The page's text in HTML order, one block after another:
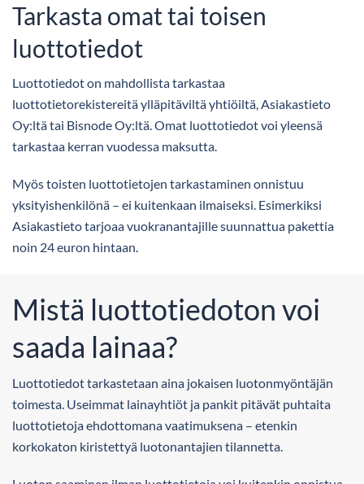
Tarkasta omat tai toisen
luottotiedot
Luottotiedot on mahdollista tarkastaa
luottotietorekistereitä ylläpitäviltä yhtiöiltä, Asiakastieto
Oy:ltä tai Bisnode Oy:ltä. Omat luottotiedot voi yleensä
tarkastaa kerran vuodessa maksutta.
Myös toisten luottotietojen tarkastaminen onnistuu
yksityishenkilönä – ei kuitenkaan ilmaiseksi. Esimerkiksi
Asiakastieto tarjoaa vuokranantajille suunnattua pakettia
noin 24 euron hintaan.
Mistä luottotiedoton voi
saada lainaa?
Luottotiedot tarkastetaan aina jokaisen luotonmyöntäjän
toimesta. Useimmat lainayhtiöt ja pankit pitävät puhtaita
luottotietoja ehdottomana vaatimuksena – etenkin
korkokaton kiristettyä luotonantajien tilannetta.